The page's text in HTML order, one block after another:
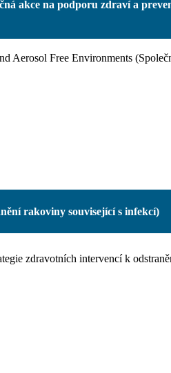
akce na podporu zdraví a
Aerosol Free Environments
rakoviny související s infekcí)
zdravotních intervencí k